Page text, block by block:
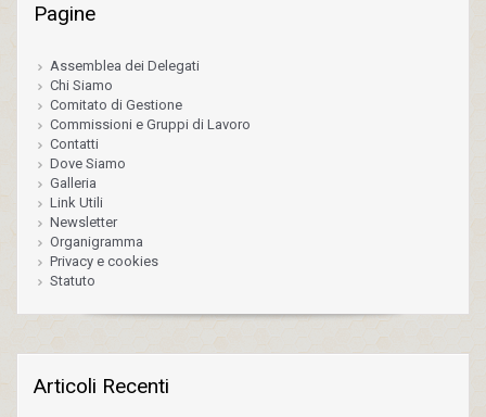
Pagine
Assemblea dei Delegati
Chi Siamo
Comitato di Gestione
Commissioni e Gruppi di Lavoro
Contatti
Dove Siamo
Galleria
Link Utili
Newsletter
Organigramma
Privacy e cookies
Statuto
Articoli Recenti